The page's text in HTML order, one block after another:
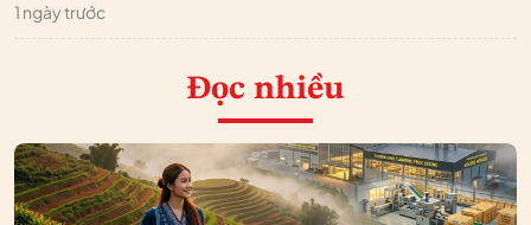
1 ngày trước
Đọc nhiều